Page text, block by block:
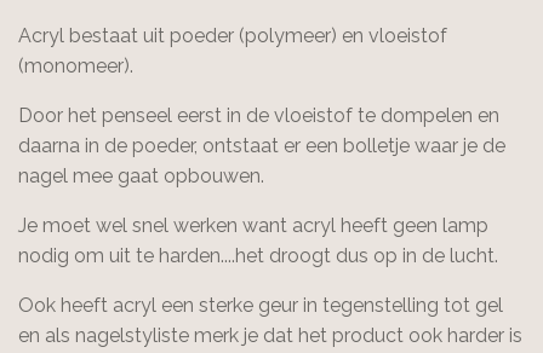
Acryl bestaat uit poeder (polymeer) en vloeistof
(monomeer).
Door het penseel eerst in de vloeistof te dompelen en
daarna in de poeder, ontstaat er een bolletje waar je de
nagel mee gaat opbouwen.
Je moet wel snel werken want acryl heeft geen lamp
nodig om uit te harden....het droogt dus op in de lucht.
Ook heeft acryl een sterke geur in tegenstelling tot gel
en als nagelstyliste merk je dat het product ook harder is